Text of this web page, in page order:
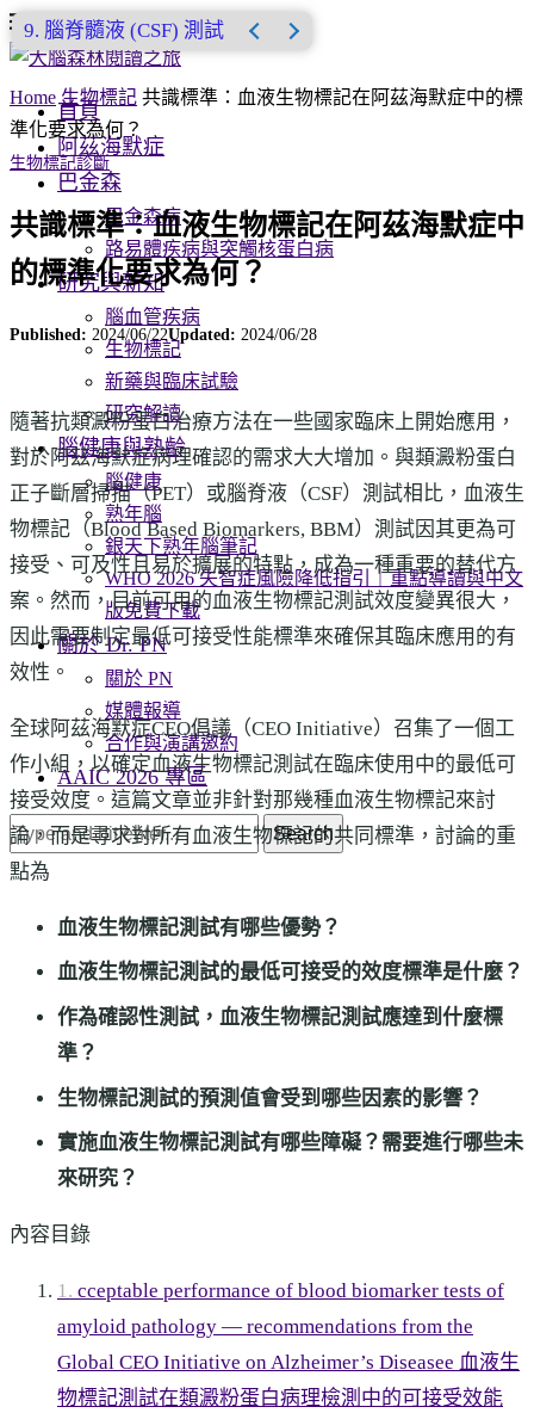
首頁
阿茲海默症
巴金森
巴金森病
路易體疾病與突觸核蛋白病
研究與新知
腦血管疾病
生物標記
新藥與臨床試驗
研究解讀
腦健康與熟齡
腦健康
熟年腦
銀天下熟年腦筆記
WHO 2026 失智症風險降低指引｜重點導讀與中文
版免費下載
關於 Dr. PN
關於 PN
媒體報導
合作與演講邀約
AAIC 2026 專區
Search
Home 生物標記 共識標準：血液生物標記在阿茲海默症中的標
準化要求為何？
生物標記診斷
共識標準：血液生物標記在阿茲海默症中
的標準化要求為何？
Published: 2024/06/22Updated: 2024/06/28
隨著抗類澱粉蛋白治療方法在一些國家臨床上開始應用，
對於阿茲海默症病理確認的需求大大增加。與類澱粉蛋白
正子斷層掃描（PET）或腦脊液（CSF）測試相比，血液生
物標記（Blood Based Biomarkers, BBM）測試因其更為可
接受、可及性且易於擴展的特點，成為一種重要的替代方
案。然而，目前可用的血液生物標記測試效度變異很大，
因此需要制定最低可接受性能標準來確保其臨床應用的有
效性。
全球阿茲海默症CEO倡議（CEO Initiative）召集了一個工
作小組，以確定血液生物標記測試在臨床使用中的最低可
接受效度。這篇文章並非針對那幾種血液生物標記來討
論，而是尋求對所有血液生物標記的共同標準， 討論的重
點為
血液生物標記測試有哪些優勢？
血液生物標記測試的最低可接受的效度標準是什麼？
作為確認性測試，血液生物標記測試應達到什麼標
準？
生物標記測試的預測值會受到哪些因素的影響？
實施血液生物標記測試有哪些障礙？需要進行哪些未
來研究？
腦脊髓液 (CSF) 測試
內容目錄
cceptable performance of blood biomarker tests of
amyloid pathology — recommendations from the
Global CEO Initiative on Alzheimer’s Diseasee 血液生
物標記測試在類澱粉蛋白病理檢測中的可接受效能